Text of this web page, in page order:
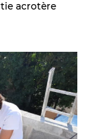
acrotère